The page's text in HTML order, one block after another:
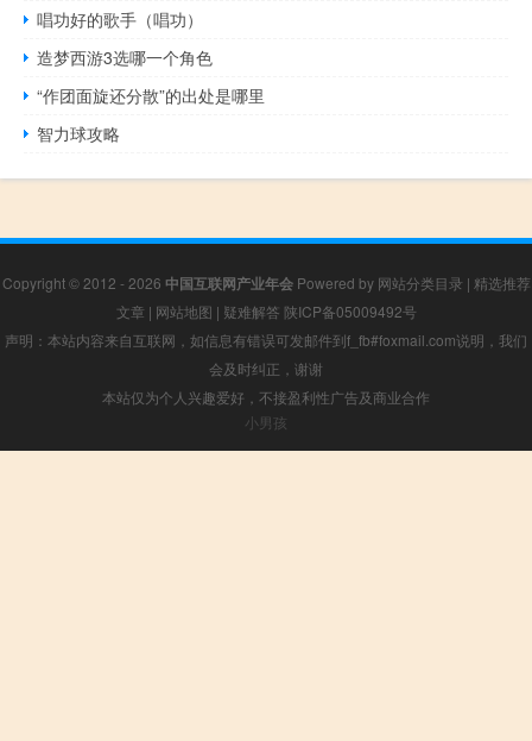
唱功好的歌手（唱功）
造梦西游3选哪一个角色
“作团面旋还分散”的出处是哪里
智力球攻略
Copyright © 2012 - 2026 中国互联网产业年会Powered by 网站分类目录 | 精选推荐
文章 | 网站地图 | 疑难解答 陕ICP备05009492号
声明：本站内容来自互联网，如信息有错误可发邮件到f_fb#foxmail.com说明，我们
会及时纠正，谢谢
本站仅为个人兴趣爱好，不接盈利性广告及商业合作
小男孩